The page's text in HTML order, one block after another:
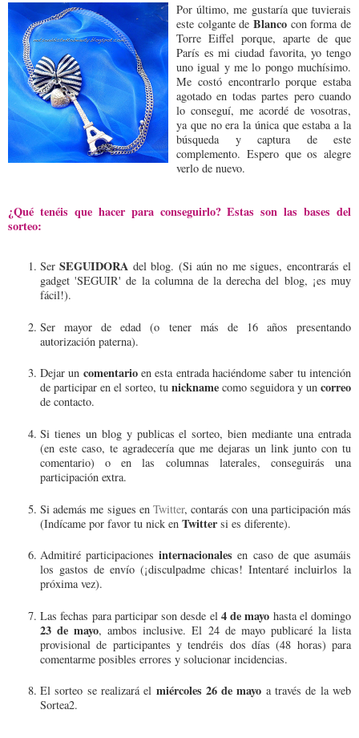
Por último, me gustaría que tuvierais
este colgante de Blanco con forma de
Torre Eiffel porque, aparte de que
París es mi ciudad favorita, yo tengo
uno igual y me lo pongo muchísimo.
Me costó encontrarlo porque estaba
agotado en todas partes pero cuando
lo conseguí, me acordé de vosotras,
ya que no era la única que estaba a la
búsqueda y captura de este
complemento. Espero que os alegre
verlo de nuevo.
¿Qué tenéis que hacer para conseguirlo? Estas son las bases del
sorteo:
SerSEGUIDORA del blog. (Si aún no me sigues, encontrarás el
gadget 'SEGUIR' de la columna de la derecha del blog, ¡es muy
fácil!).
Ser mayor de edad (o tener más de 16 años presentando
autorización paterna).
Dejar un comentarioen esta entrada haciéndome saber tu intención
de participar en el sorteo, tu nickname como seguidora y un correo
de contacto.
Si tienes un blog y publicas el sorteo, bien mediante una entrada
(en este caso, te agradecería que me dejaras un link junto con tu
comentario) o en las columnas laterales, conseguirás una
participación extra.
Si además me sigues en Twitter, contarás con una participación más
(Indícame por favor tu nick en Twitter si es diferente).
Admitiré participacionesinternacionalesen caso de que asumáis
los gastos de envío (¡disculpadme chicas! Intentaré incluirlos la
próxima vez).
Las fechas para participar son desde el 4 de mayo hasta el domingo
23 de mayo, ambos inclusive. El 24 de mayo publicaré la lista
provisional de participantes y tendréis dos días (48 horas) para
comentarme posibles errores y solucionar incidencias.
El sorteo se realizará el miércoles 26 de mayo a través de la web
Sortea2.